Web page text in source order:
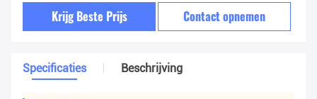
Krijg Beste Prijs Contact opnemen
Specificaties Beschrijving